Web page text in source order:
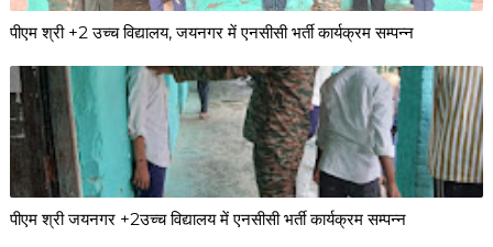
पीएम श्री +2 उच्च विद्यालय, जयनगर में एनसीसी भर्ती कार्यक्रम सम्पन्न
पीएम श्री जयनगर +2उच्च विद्यालय में एनसीसी भर्ती कार्यक्रम सम्पन्न